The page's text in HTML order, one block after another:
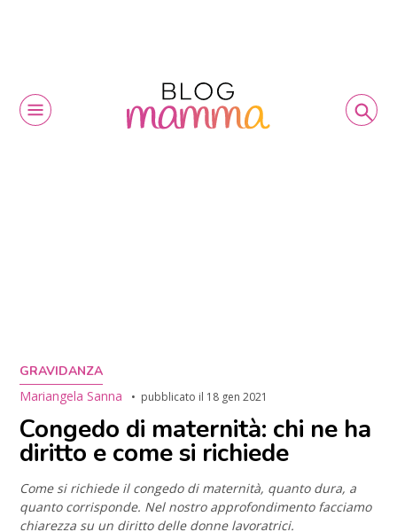
GRAVIDANZA
Mariangela Sanna
pubblicato il 18 gen 2021
Congedo di maternità: chi ne ha
diritto e come si richiede
Come si richiede il congedo di maternità, quanto dura, a
quanto corrisponde. Nel nostro approfondimento facciamo
chiarezza su un diritto delle donne lavoratrici.